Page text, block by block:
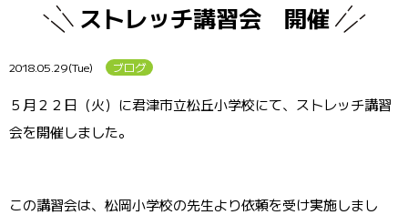
ストレッチ講習会 開催
2018.05.29(Tue) ブログ
５月２２日（火）に君津市立松丘小学校にて、ストレッチ講習
会を開催しました。
この講習会は、松岡小学校の先生より依頼を受け実施しまし